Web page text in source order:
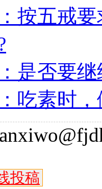
按五戒
是否要
吃素时
投稿